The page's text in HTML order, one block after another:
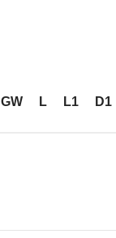
GW L L1 D1